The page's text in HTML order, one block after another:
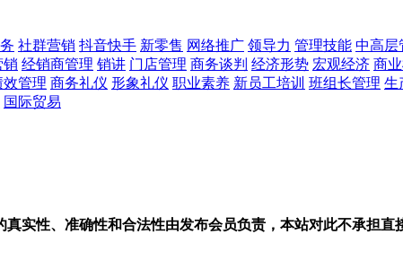
社群营销 抖音快手 新零售 网络推广 领导力 管理技能 中高层
销 经销商管理 销讲 门店管理 商务谈判 经济形势 宏观经济 商
效管理 商务礼仪 形象礼仪 职业素养 新员工培训 班组长管理 生
国际贸易
实性、准确性和合法性由发布会员负责，本站对此不承担直